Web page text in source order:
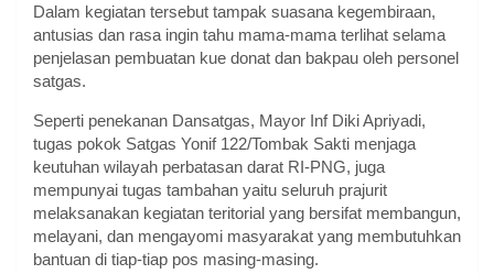
Dalam kegiatan tersebut tampak suasana kegembiraan,
antusias dan rasa ingin tahu mama-mama terlihat selama
penjelasan pembuatan kue donat dan bakpau oleh personel
satgas.
Seperti penekanan Dansatgas, Mayor Inf Diki Apriyadi,
tugas pokok Satgas Yonif 122/Tombak Sakti menjaga
keutuhan wilayah perbatasan darat RI-PNG, juga
mempunyai tugas tambahan yaitu seluruh prajurit
melaksanakan kegiatan teritorial yang bersifat membangun,
melayani, dan mengayomi masyarakat yang membutuhkan
bantuan di tiap-tiap pos masing-masing.